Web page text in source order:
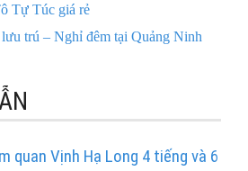
Tự Túc giá rẻ
trú – Nghỉ đêm tại Quảng Ninh
quan Vịnh Hạ Long 4 tiếng và 6